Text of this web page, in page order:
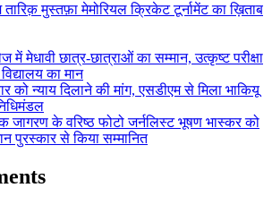
तारिक़ मुस्तफ़ा मेमोरियल क्रिकेट टूर्नामेंट का ख़िताब
में मेधावी छात्र-छात्राओं का सम्मान, उत्कृष्ट परीक्षा
का मान
को न्याय दिलाने की मांग, एसडीएम से मिला भाकियू
जागरण के वरिष्ठ फोटो जर्नलिस्ट भूषण भास्कर को
पुरस्कार से किया सम्मानित